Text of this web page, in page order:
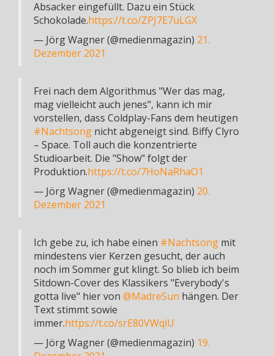
Absacker eingefüllt. Dazu ein Stück
Schokolade.https://t.co/ZPJ7E7uLGX
— Jörg Wagner (@medienmagazin) 21.
Dezember 2021
Frei nach dem Algorithmus "Wer das mag,
mag vielleicht auch jenes", kann ich mir
vorstellen, dass Coldplay-Fans dem heutigen
#Nachtsong nicht abgeneigt sind. Biffy Clyro
– Space. Toll auch die konzentrierte
Studioarbeit. Die "Show" folgt der
Produktion.https://t.co/7HoNaRhaO1
— Jörg Wagner (@medienmagazin) 20.
Dezember 2021
Ich gebe zu, ich habe einen #Nachtsong mit
mindestens vier Kerzen gesucht, der auch
noch im Sommer gut klingt. So blieb ich beim
Sitdown-Cover des Klassikers "Everybody's
gotta live" hier von @MadreSun hängen. Der
Text stimmt sowie
immer.https://t.co/srE80VWqlU
— Jörg Wagner (@medienmagazin) 19.